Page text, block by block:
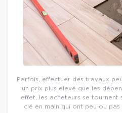
Parfois, effectuer des travaux
un prix plus élevé que les
effet, les acheteurs se tournent
clé en main qui ont peu ou